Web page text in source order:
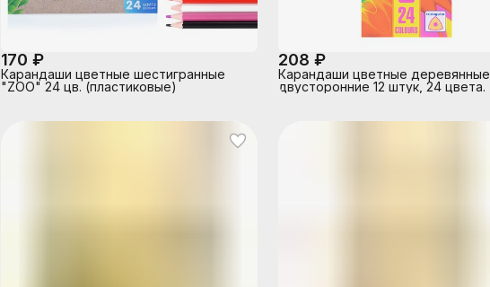
170 ₽
Карандаши цветные шестигранные
"ZOO" 24 цв. (пластиковые)
208 ₽
Карандаши цветные деревянные
двусторонние 12 штук, 24 цвета.